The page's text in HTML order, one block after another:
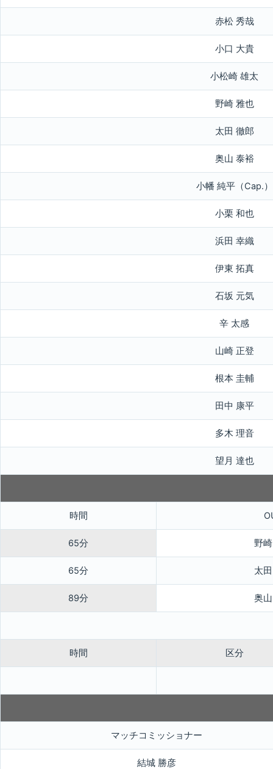
赤松 秀哉
小口 大貴
小松崎 雄太
野崎 雅也
太田 徹郎
奥山 泰裕
小幡 純平（Cap.）
小栗 和也
浜田 幸織
伊東 拓真
石坂 元気
辛 太感
山崎 正登
根本 圭輔
田中 康平
多木 理音
望月 達也
時間
65分 野
65分 太
89分 奥
時間 区分
マッチコミッショナー
結城 勝彦